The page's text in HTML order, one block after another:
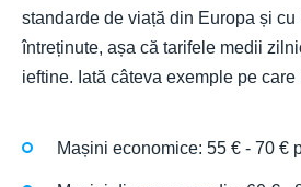
standarde de viață din Europa și
întreținute, așa că tarifele medii
ieftine. Iată câteva exemple pe
Mașini economice: 55 € - 70 €